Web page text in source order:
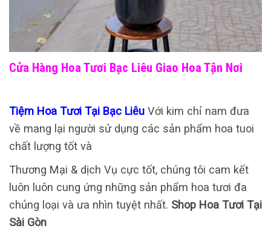
Cửa Hàng Hoa Tươi Bạc Liêu Giao Hoa Tận Nơi
Tiệm Hoa Tươi Tại Bạc Liêu Với kim chỉ nam đưa
về mang lại người sử dụng các sản phẩm hoa tuoi
chất lượng tốt và
Thương Mại & dịch Vụ cực tốt, chúng tôi cam kết
luôn luôn cung ứng những sản phẩm hoa tươi đa
chủng loại và ưa nhìn tuyệt nhất. Shop Hoa Tươi Tại
Sài Gòn